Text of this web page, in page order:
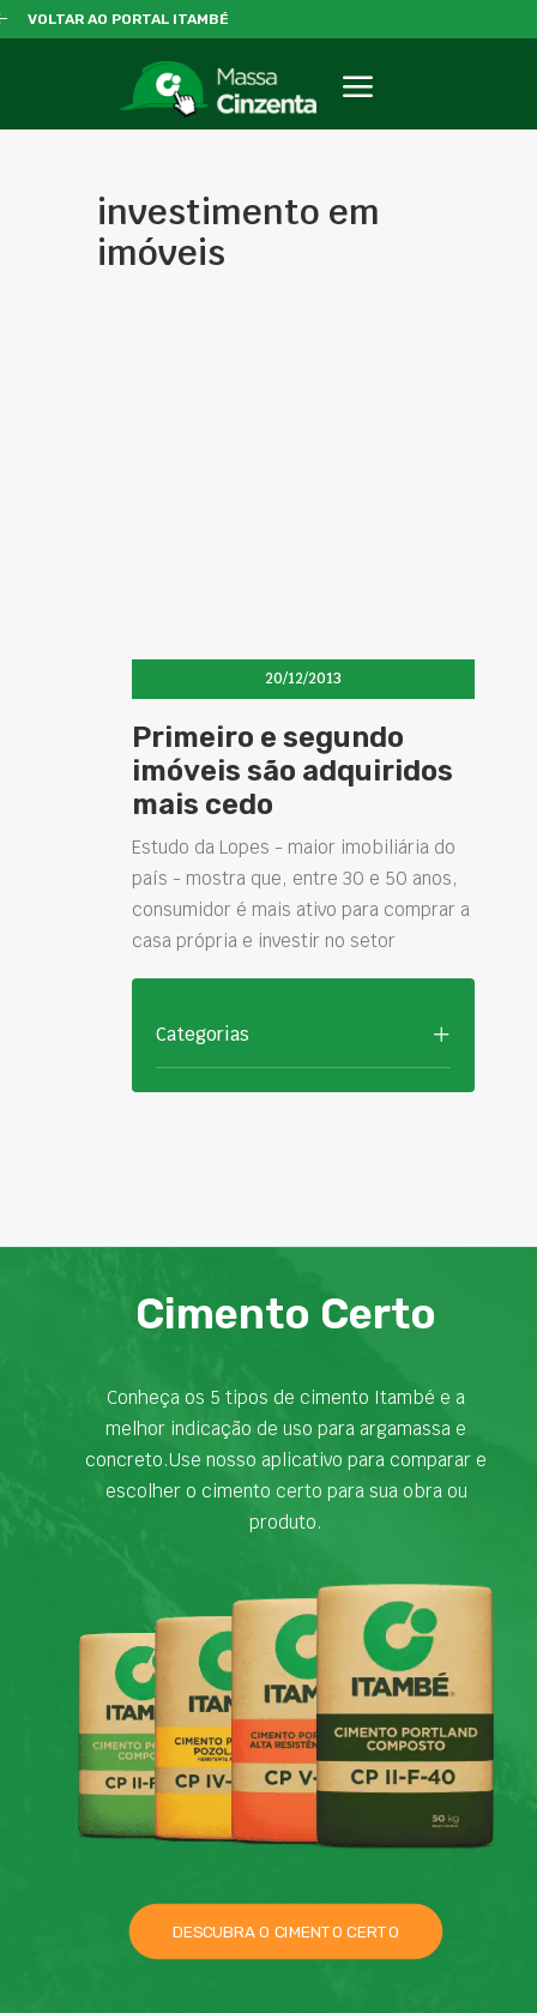
VOLTAR AO PORTAL ITAMBÉ
investimento em
imóveis
20/12/2013
Primeiro e segundo
imóveis são adquiridos
mais cedo
Estudo da Lopes - maior imobiliária do
país - mostra que, entre 30 e 50 anos,
consumidor é mais ativo para comprar a
casa própria e investir no setor
Categorias
Cimento Certo
Conheça os 5 tipos de cimento Itambé e a
melhor indicação de uso para argamassa e
concreto.Use nosso aplicativo para comparar e
escolher o cimento certo para sua obra ou
produto.
DESCUBRA O CIMENTO CERTO